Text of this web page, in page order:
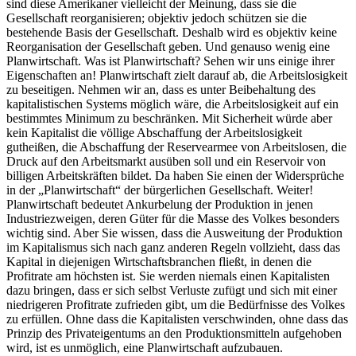
sind diese Amerikaner vielleicht der Meinung, dass sie die
Gesellschaft reorganisieren; objektiv jedoch schützen sie die
bestehende Basis der Gesellschaft. Deshalb wird es objektiv keine
Reorganisation der Gesellschaft geben. Und genauso wenig eine
Planwirtschaft. Was ist Planwirtschaft? Sehen wir uns einige ihrer
Eigenschaften an! Planwirtschaft zielt darauf ab, die Arbeitslosigkeit
zu beseitigen. Nehmen wir an, dass es unter Beibehaltung des
kapitalistischen Systems möglich wäre, die Arbeitslosigkeit auf ein
bestimmtes Minimum zu beschränken. Mit Sicherheit würde aber
kein Kapitalist die völlige Abschaffung der Arbeitslosigkeit
gutheißen, die Abschaffung der Reservearmee von Arbeitslosen, die
Druck auf den Arbeitsmarkt ausüben soll und ein Reservoir von
billigen Arbeitskräften bildet. Da haben Sie einen der Widersprüche
in der „Planwirtschaft“ der bürgerlichen Gesellschaft. Weiter!
Planwirtschaft bedeutet Ankurbelung der Produktion in jenen
Industriezweigen, deren Güter für die Masse des Volkes besonders
wichtig sind. Aber Sie wissen, dass die Ausweitung der Produktion
im Kapitalismus sich nach ganz anderen Regeln vollzieht, dass das
Kapital in diejenigen Wirtschaftsbranchen fließt, in denen die
Profitrate am höchsten ist. Sie werden niemals einen Kapitalisten
dazu bringen, dass er sich selbst Verluste zufügt und sich mit einer
niedrigeren Profitrate zufrieden gibt, um die Bedürfnisse des Volkes
zu erfüllen. Ohne dass die Kapitalisten verschwinden, ohne dass das
Prinzip des Privateigentums an den Produktionsmitteln aufgehoben
wird, ist es unmöglich, eine Planwirtschaft aufzubauen.